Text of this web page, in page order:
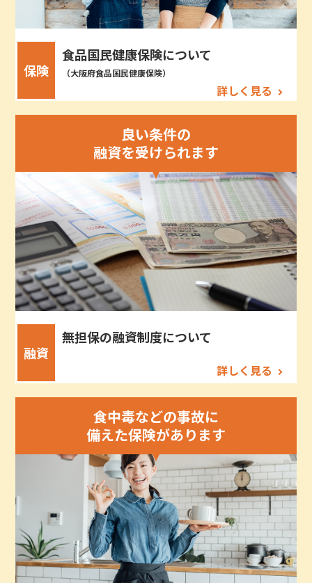
保険
食品国民健康保険について
（大阪府食品国民健康保険）
詳しく見る
良い条件の
融資を受けられます
融資
無担保の融資制度について
詳しく見る
食中毒などの事故に
備えた保険があります